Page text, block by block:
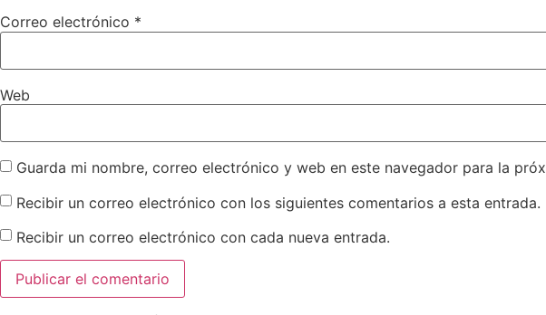
Correo electrónico *
Web
Guarda mi nombre, correo electrónico y web en este navegador para la
Recibir un correo electrónico con los siguientes comentarios a esta entrada.
Recibir un correo electrónico con cada nueva entrada.